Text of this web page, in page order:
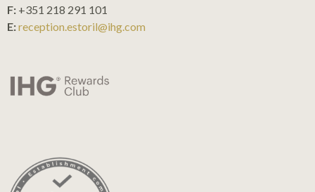
F: +351 218 291 101
E:reception.estoril@ihg.com